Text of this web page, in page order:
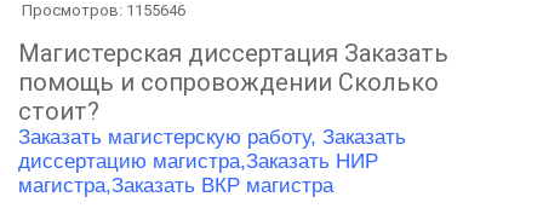
Просмотров: 1155646
Магистерская диссертация Заказать
помощь и сопровождении Сколько
стоит?
Заказать магистерскую работу, Заказать
диссертацию магистра,Заказать НИР
магистра,Заказать ВКР магистра